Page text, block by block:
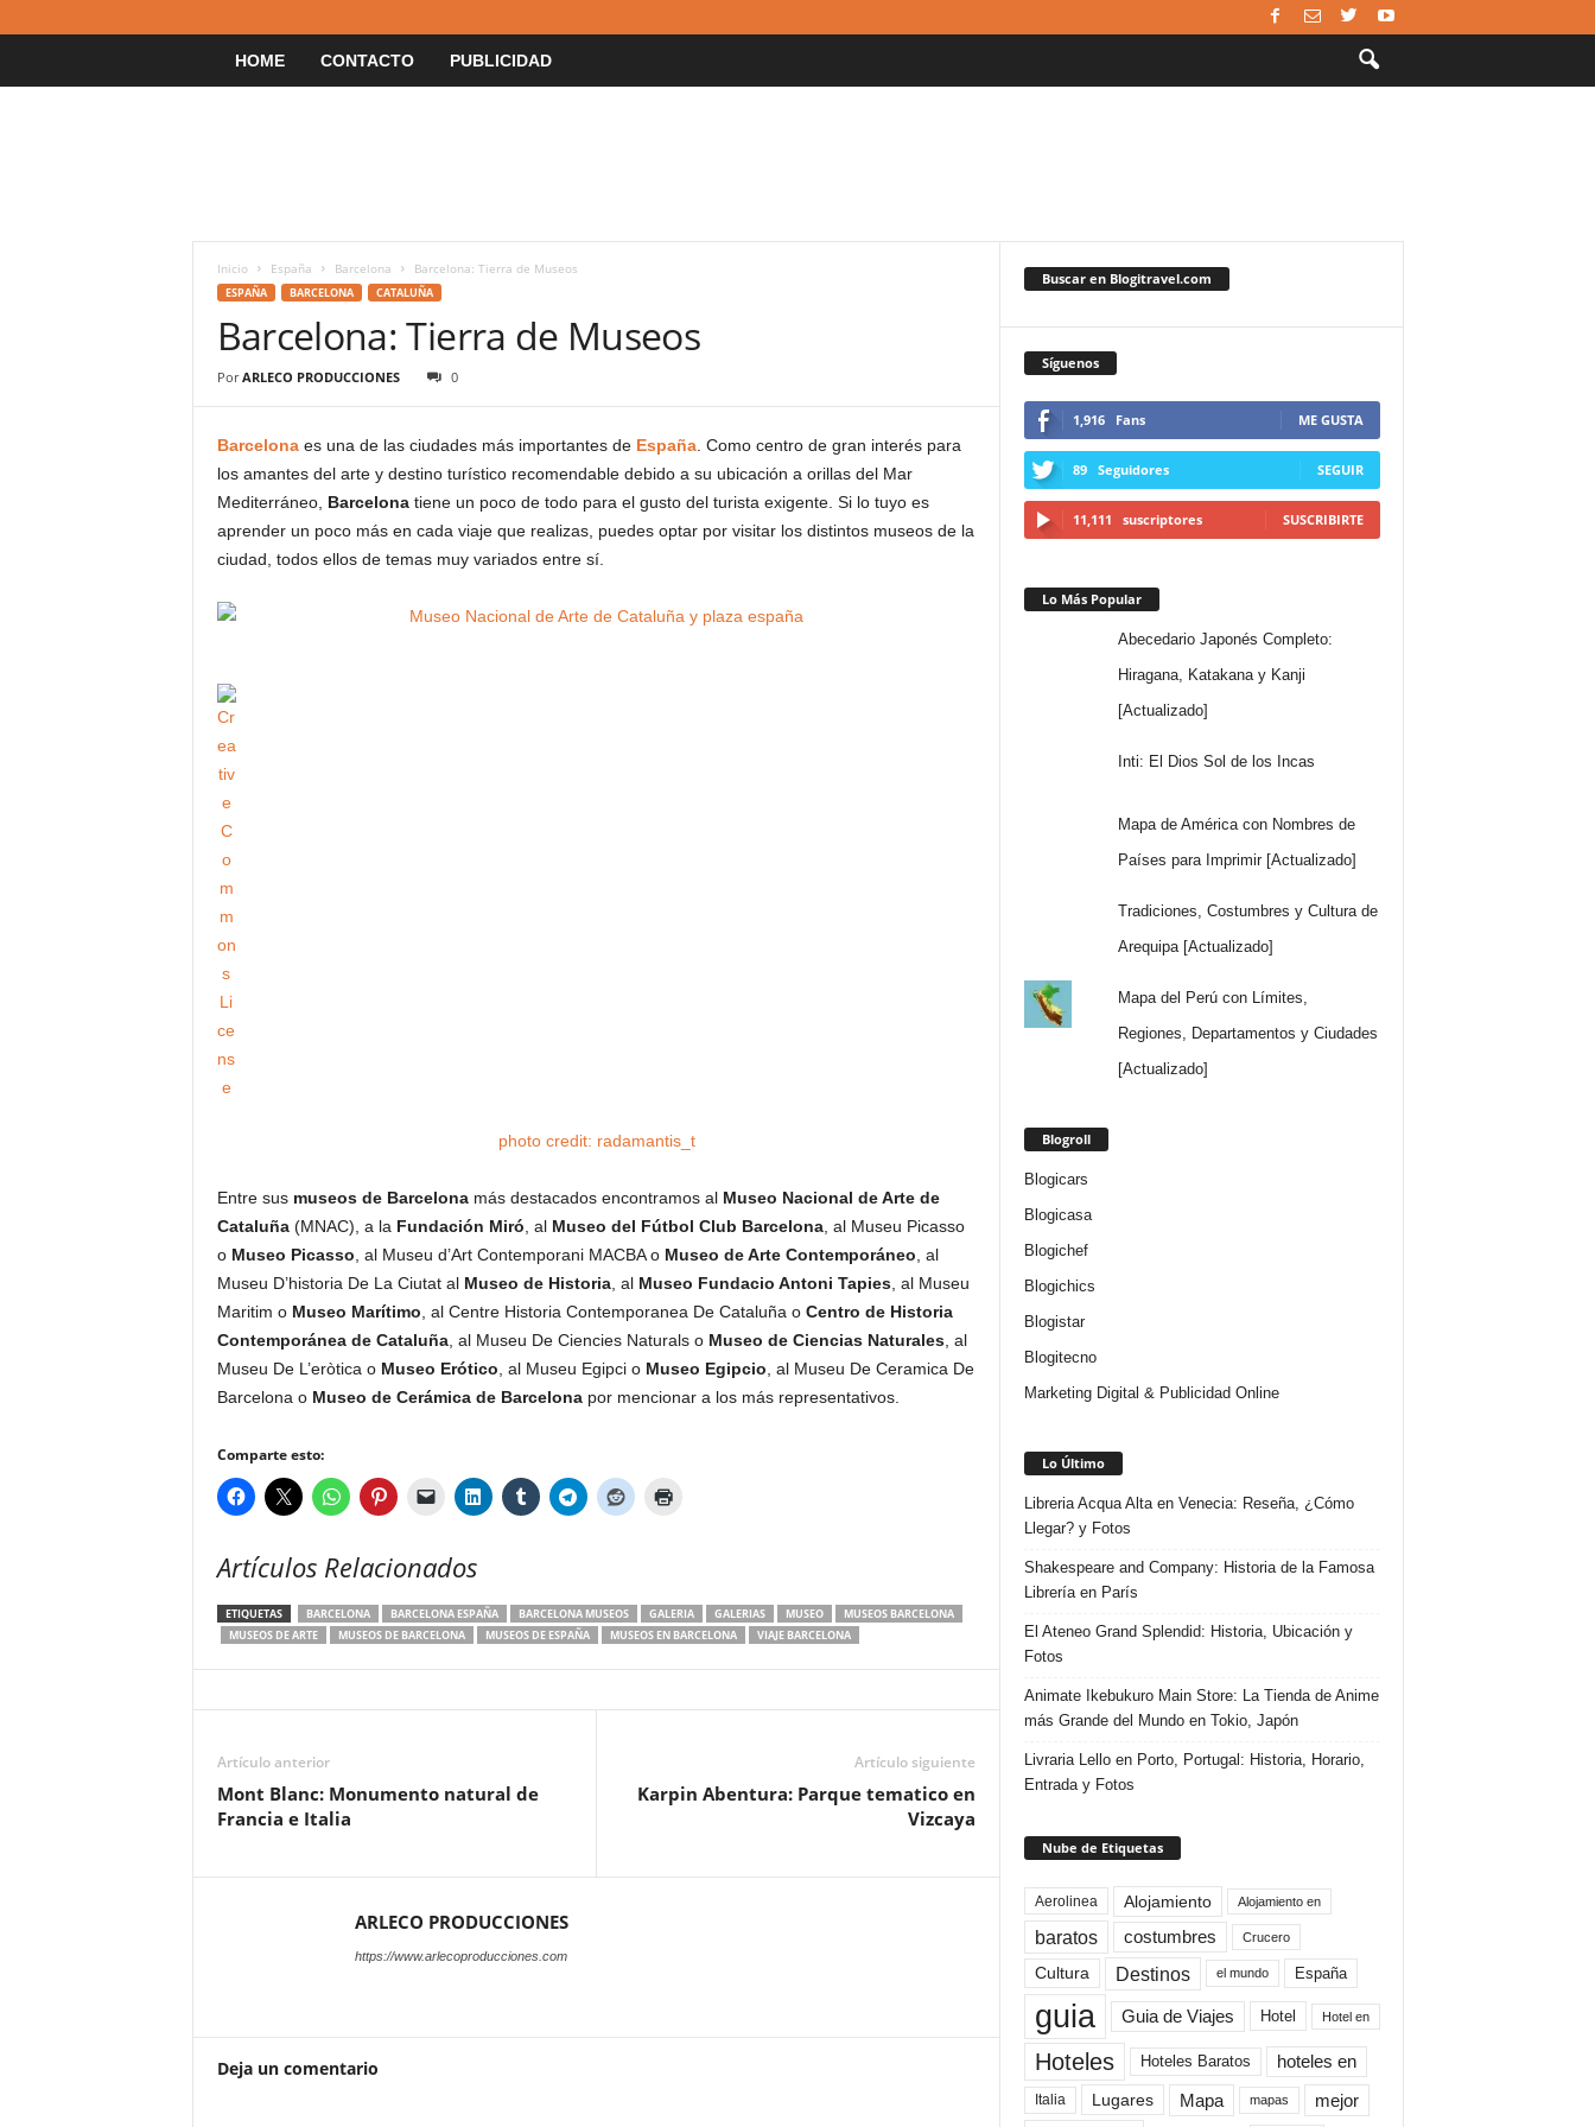
HOME CONTACTO PUBLICIDAD
Inicio España Barcelona Barcelona: Tierra de Museos
ESPAÑA BARCELONA CATALUÑA
Barcelona: Tierra de Museos
Por ARLECO PRODUCCIONES 0
Barcelonaes una de las ciudades más importantes de España. Como centro de gran interés para
los amantes del arte y destino turístico recomendable debido a su ubicación a orillas del Mar
Mediterráneo, Barcelonatiene un poco de todo para el gusto del turista exigente. Si lo tuyo es
aprender un poco más en cada viaje que realizas, puedes optar por visitar los distintos museos de la
ciudad, todos ellos de temas muy variados entre sí.
photocredit: radamantis_t
Entre sus museos de Barcelonamás destacados encontramos al Museo Nacional de Arte de
Cataluña(MNAC), a la Fundación Miró , al Museo del Fútbol Club Barcelona, al Museu Picasso
o Museo Picasso , al Museu d’Art Contemporani MACBA o Museo de Arte Contemporáneo , al
Museu D’historia De La Ciutat al Museo de Historia, al Museo Fundacio Antoni Tapies, al Museu
Maritim o Museo Marítimo , al Centre Historia Contemporanea De Cataluña o Centro de Historia
Contemporánea de Cataluña, al Museu De Ciencies Naturals o Museo de Ciencias Naturales, al
Museu De L’eròtica o Museo Erótico , al Museu Egipci o Museo Egipcio , al Museu De Ceramica De
Barcelona o Museo de Cerámica de Barcelona por mencionar a los más representativos.
Comparte esto:
Artículos Relacionados
ETIQUETAS BARCELONA BARCELONA ESPAÑA BARCELONA MUSEOS GALERIA GALERIAS MUSEO
MUSEOS BARCELONA
MUSEOS DE ARTE
MUSEOS DE BARCELONA MUSEOS DE ESPAÑA MUSEOS EN BARCELONA VIAJE BARCELONA
Artículo anterior
Mont Blanc: Monumento natural de
Francia e Italia
Artículo siguiente
Karpin Abentura: Parque tematico en
Vizcaya
ARLECO PRODUCCIONES
https://www.arlecoproducciones.com
Deja un comentario
Buscar en Blogitravel.com
Síguenos
1,916 Fans ME GUSTA
89 Seguidores SEGUIR
11,111 suscriptores SUSCRIBIRTE
Lo Más Popular
Abecedario Japonés Completo:
Hiragana, Katakana y Kanji
[Actualizado]
Inti: El Dios Sol de los Incas
Mapa de América con Nombres de
Países para Imprimir [Actualizado]
Tradiciones, Costumbres y Cultura de
Arequipa [Actualizado]
Mapa del Perú con Límites,
Regiones, Departamentos y Ciudades
[Actualizado]
Blogroll
Blogicars
Blogicasa
Blogichef
Blogichics
Blogistar
Blogitecno
Marketing Digital & Publicidad Online
Lo Último
Libreria Acqua Alta en Venecia: Reseña, ¿Cómo
Llegar? y Fotos
Shakespeare and Company: Historia de la Famosa
Librería en París
El Ateneo Grand Splendid: Historia, Ubicación y
Fotos
Animate Ikebukuro Main Store: La Tienda de Anime
más Grande del Mundo en Tokio, Japón
Livraria Lello en Porto, Portugal: Historia, Horario,
Entrada y Fotos
Nube de Etiquetas
Aerolinea Alojamiento Alojamiento en
baratos costumbres Crucero
Cultura Destinos el mundo España
guia Guia de Viajes Hotel Hotel en
Hoteles Hoteles Baratos hoteles en
Italia Lugares Mapa mapas mejor